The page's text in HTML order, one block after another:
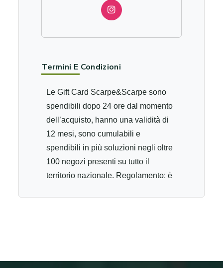
Termini E Condizioni
Le Gift Card Scarpe&Scarpe sono
spendibili dopo 24 ore dal momento
dell’acquisto, hanno una validità di
12 mesi, sono cumulabili e
spendibili in più soluzioni negli oltre
100 negozi presenti su tutto il
territorio nazionale. Regolamento: è